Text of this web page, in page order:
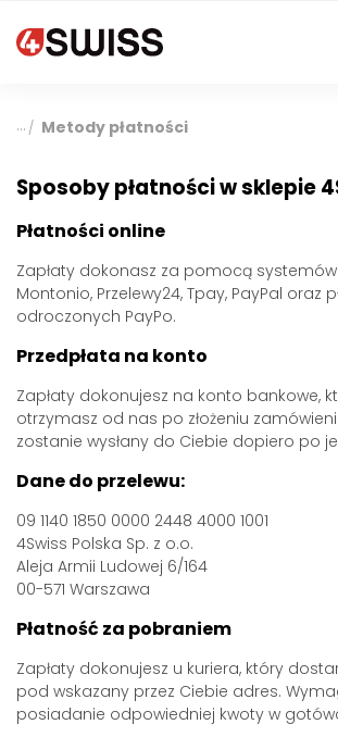
4swiss.pl
/ Metody płatności
Sposoby płatności w sklepie
Płatności online
Zapłaty dokonasz za pomocą systemów
Montonio, Przelewy24, Tpay, PayPal oraz
odroczonych PayPo.
Przedpłata na konto
Zapłaty dokonujesz na konto bankowe,
otrzymasz od nas po złożeniu
zostanie wysłany do Ciebie dopiero po
Dane do przelewu:
09 1140 1850 0000 2448 4000 1001
4Swiss Polska Sp. z o.o.
Aleja Armii Ludowej 6/164
00-571 Warszawa
Płatność za pobraniem
Zapłaty dokonujesz u kuriera, który
pod wskazany przez Ciebie adres.
posiadanie odpowiedniej kwoty w